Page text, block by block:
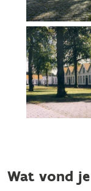
Wat vond